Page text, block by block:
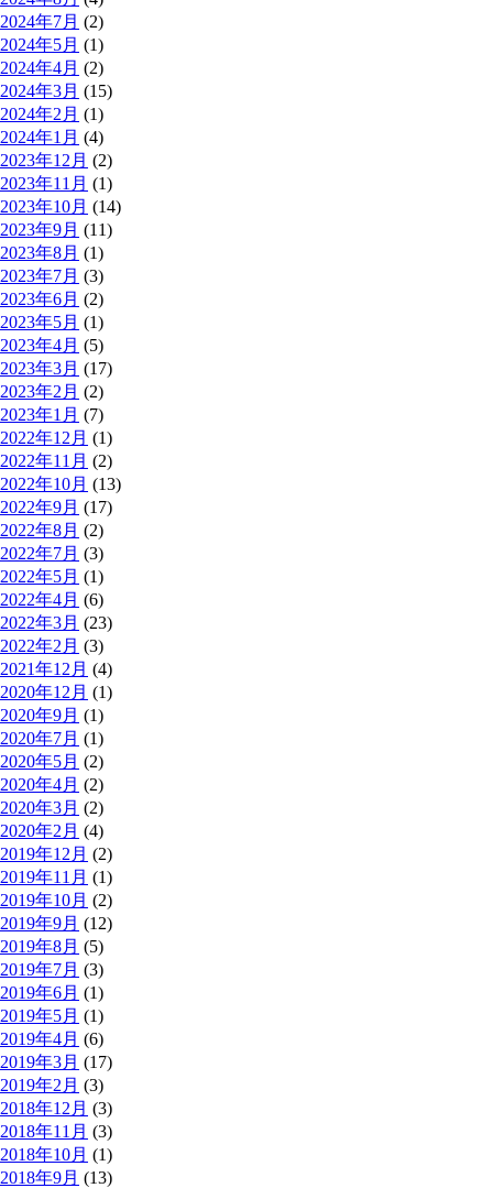
2024年7月 (2)
2024年5月 (1)
2024年4月 (2)
2024年3月 (15)
2024年2月 (1)
2024年1月 (4)
2023年12月 (2)
2023年11月 (1)
2023年10月 (14)
2023年9月 (11)
2023年8月 (1)
2023年7月 (3)
2023年6月 (2)
2023年5月 (1)
2023年4月 (5)
2023年3月 (17)
2023年2月 (2)
2023年1月 (7)
2022年12月 (1)
2022年11月 (2)
2022年10月 (13)
2022年9月 (17)
2022年8月 (2)
2022年7月 (3)
2022年5月 (1)
2022年4月 (6)
2022年3月 (23)
2022年2月 (3)
2021年12月 (4)
2020年12月 (1)
2020年9月 (1)
2020年7月 (1)
2020年5月 (2)
2020年4月 (2)
2020年3月 (2)
2020年2月 (4)
2019年12月 (2)
2019年11月 (1)
2019年10月 (2)
2019年9月 (12)
2019年8月 (5)
2019年7月 (3)
2019年6月 (1)
2019年5月 (1)
2019年4月 (6)
2019年3月 (17)
2019年2月 (3)
2018年12月 (3)
2018年11月 (3)
2018年10月 (1)
2018年9月 (13)